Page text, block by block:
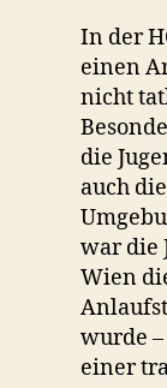
In der
einen
nicht
die
auch
war die
Wien
wurde
einer